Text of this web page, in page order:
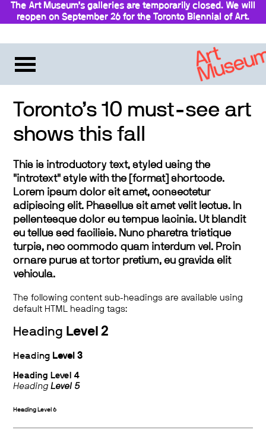
The Art Museum’s galleries are temporarily closed. We will
reopen on September 26 for the Toronto Biennial of Art.
Toronto’s 10 must-see art
shows this fall
This is introductory text, styled using the
"introtext" style with the [format] shortcode.
Lorem ipsum dolor sit amet, consectetur
adipiscing elit. Phasellus sit amet velit lectus. In
pellentesque dolor eu tempus lacinia. Ut blandit
eu tellus sed facilisis. Nunc pharetra tristique
turpis, nec commodo quam interdum vel. Proin
ornare purus at tortor pretium, eu gravida elit
vehicula.
The following content sub-headings are available using
default HTML heading tags:
Heading Level 2
Heading Level 3
Heading Level 4
HeadingLevel 5
Heading Level 6